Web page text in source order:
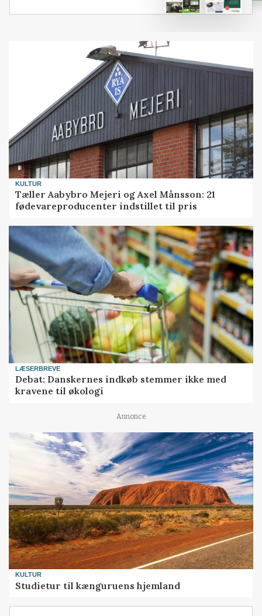
KULTUR
Tæller Aabybro Mejeri og Axel Månsson: 21
fødevareproducenter indstillet til pris
LÆSERBREVE
Debat: Danskernes indkøb stemmer ikke med
kravene til økologi
Annonce
KULTUR
Studietur til kænguruens hjemland